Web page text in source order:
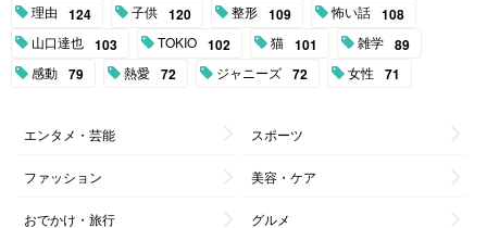
理由 124 子供 120 整形 109 怖い話 108
山口達也 103 TOKIO 102 猫 101 雑学 89
感動 79 熱愛 72 ジャニーズ 72 女性 71
エンタメ・芸能 スポーツ
ファッション 美容・ケア
おでかけ・旅行 グルメ